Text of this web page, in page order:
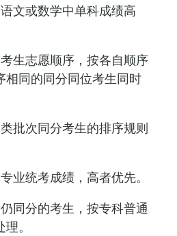
文或数学中单科成绩高
生志愿顺序，按各自顺序
相同的同分同位考生同时
类批次同分考生的排序规则
业统考成绩，高者优先。
同分的考生，按专科普通
。